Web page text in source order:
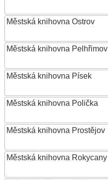
Městská knihovna Ostrov
Městská knihovna Pelhřimov
Městská knihovna Písek
Městská knihovna Polička
Městská knihovna Prostějov
Městská knihovna Rokycany